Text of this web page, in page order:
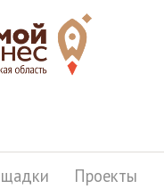
Проекты